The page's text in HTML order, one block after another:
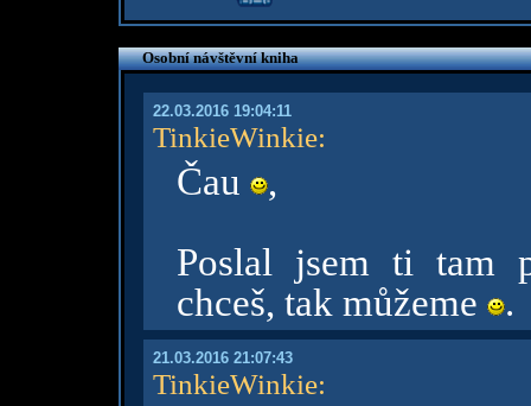
Osobní návštěvní kniha
22.03.2016 19:04:11
TinkieWinkie:
Čau
,
Poslal jsem ti tam
chceš, tak můžeme
.
21.03.2016 21:07:43
TinkieWinkie: